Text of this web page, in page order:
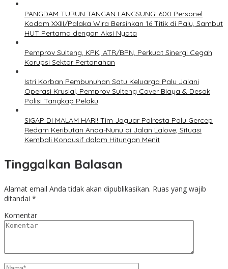
PANGDAM TURUN TANGAN LANGSUNG! 600 Personel
Kodam XXIII/Palaka Wira Bersihkan 16 Titik di Palu, Sambut
HUT Pertama dengan Aksi Nyata
Pemprov Sulteng, KPK, ATR/BPN, Perkuat Sinergi Cegah
Korupsi Sektor Pertanahan
Istri Korban Pembunuhan Satu Keluarga Palu Jalani
Operasi Krusial, Pemprov Sulteng Cover Biaya & Desak
Polisi Tangkap Pelaku
SIGAP DI MALAM HARI! Tim Jaguar Polresta Palu Gercep
Redam Keributan Anoa-Nunu di Jalan Lalove, Situasi
Kembali Kondusif dalam Hitungan Menit
Tinggalkan Balasan
Alamat email Anda tidak akan dipublikasikan. Ruas yang wajib
ditandai *
Komentar